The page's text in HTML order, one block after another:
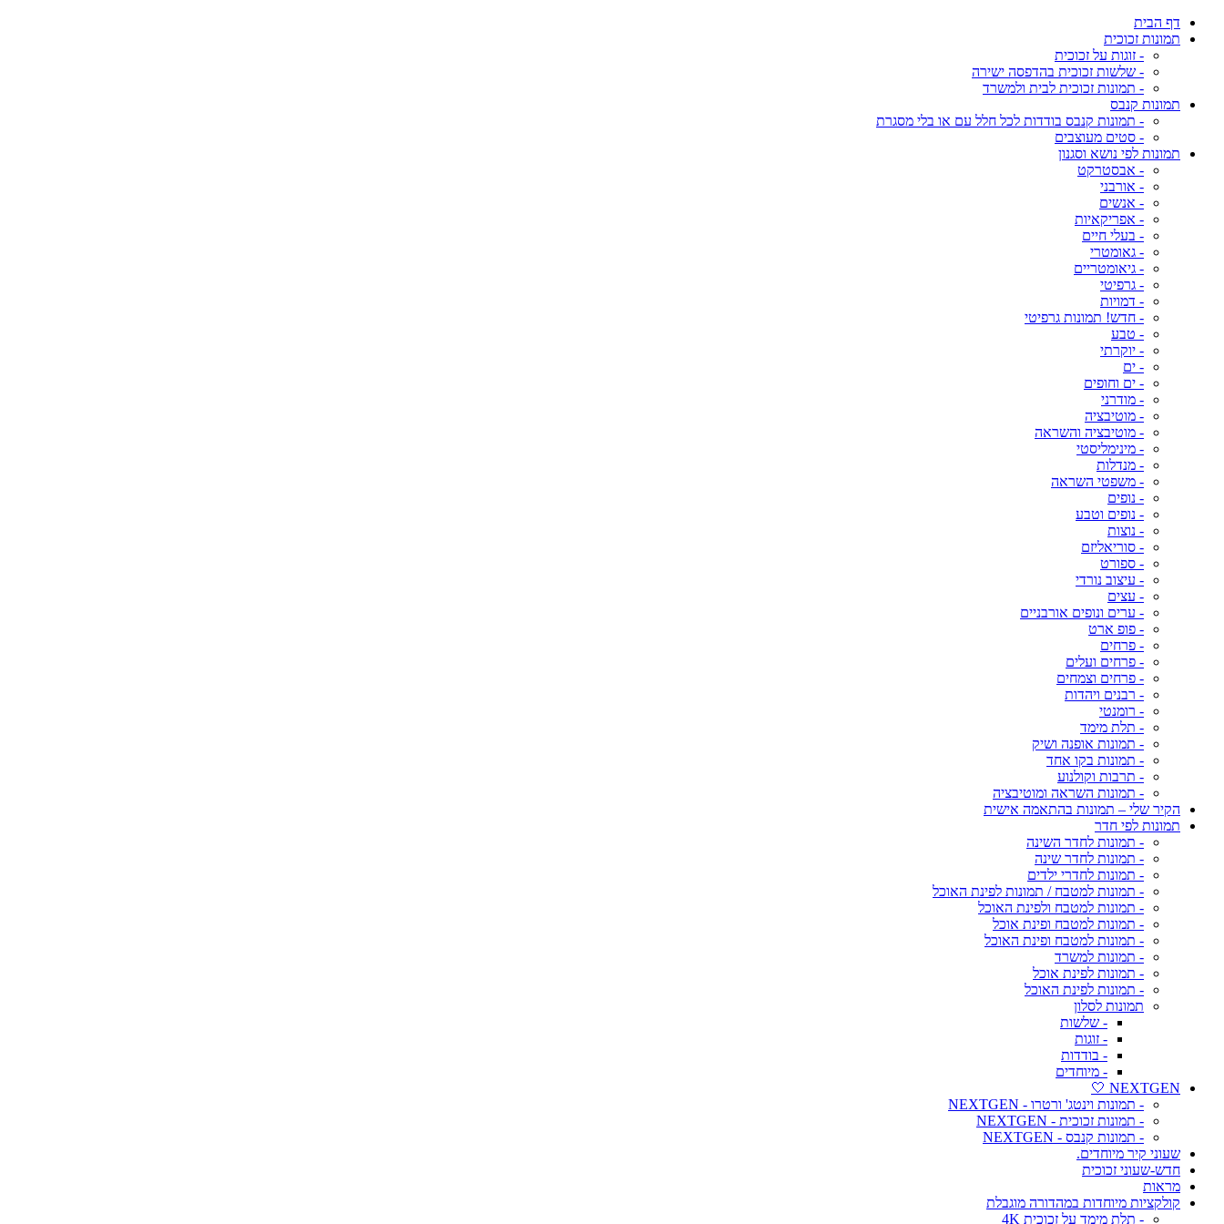
דף הבית
תמונות זכוכית
- זוגות על זכוכית
- שלשות זכוכית בהדפסה ישירה
- תמונות זכוכית לבית ולמשרד
תמונות קנבס
- תמונות קנבס בודדות לכל חלל עם או בלי מסגרת
- סטים מעוצבים
תמונות לפי נושא וסגנון
- אבסטרקט
- אורבני
- אנשים
- אפריקאיות
- בעלי חיים
- גאומטרי
- גיאומטריים
- גרפיטי
- דמויות
- חדש! תמונות גרפיטי
- טבע
- יוקרתי
- ים
- ים וחופים
- מודרני
- מוטיבציה
- מוטיבציה והשראה
- מינימליסטי
- מנדלות
- משפטי השראה
- נופים
- נופים וטבע
- נוצות
- סוריאליזם
- ספורט
- עיצוב נורדי
- עצים
- ערים ונופים אורבניים
- פופ ארט
- פרחים
- פרחים ועלים
- פרחים וצמחים
- רבנים ויהדות
- רומנטי
- תלת מימד
- תמונות אופנה ושיק
- תמונות בקו אחד
- תרבות וקולנוע
- תמונות השראה ומוטיבציה
הקיר שלי – תמונות בהתאמה אישית
תמונות לפי חדר
- תמונות לחדר השינה
- תמונות לחדר שינה
- תמונות לחדרי ילדים
- תמונות למטבח / תמונות לפינת האוכל
- תמונות למטבח ולפינת האוכל
- תמונות למטבח ופינת אוכל
- תמונות למטבח ופינת האוכל
- תמונות למשרד
- תמונות לפינת אוכל
- תמונות לפינת האוכל
תמונות לסלון
- שלשות
- זוגות
- בודדות
- מיוחדים
NEXTGEN 🤍
- תמונות וינטג' ורטרו - NEXTGEN
- תמונות זכוכית - NEXTGEN
- תמונות קנבס - NEXTGEN
שעוני קיר מיוחדים.
חדש-שעוני זכוכית
מראות
קולקציות מיוחדות במהדורה מוגבלת
- תלת מימד על זכוכית 4K